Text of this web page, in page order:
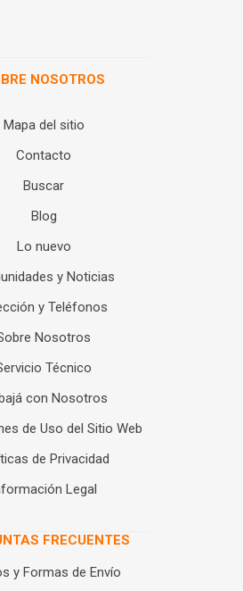
NOSOTROS
Mapa del sitio
Contacto
Buscar
Blog
Lo nuevo
y Noticias
y Teléfonos
Nosotros
Técnico
con Nosotros
de Uso del Sitio Web
de Privacidad
Legal
FRECUENTES
y Formas de Envío